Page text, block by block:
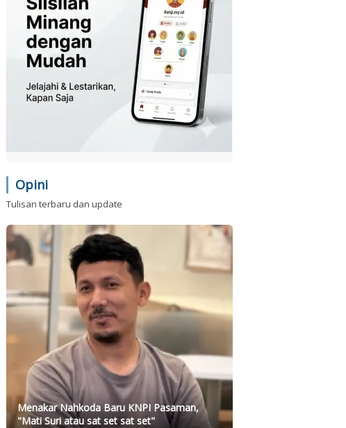
Opini
Tulisan terbaru dan update
Menakar Nahkoda Baru KNPI Pasaman,
"Mati Suri atau sat set sat set"